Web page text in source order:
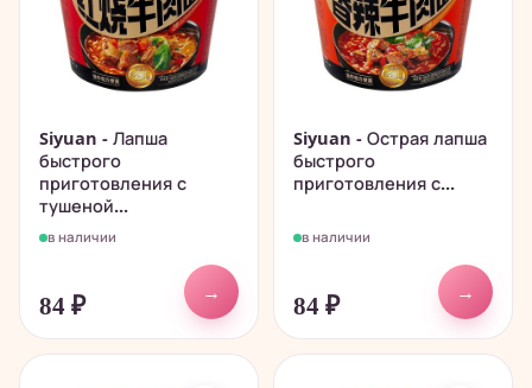
Siyuan - Лапша
быстрого
приготовления с
тушеной...
в наличии
84 ₽
→
Siyuan - Острая лапша
быстрого
приготовления с...
в наличии
84 ₽
→